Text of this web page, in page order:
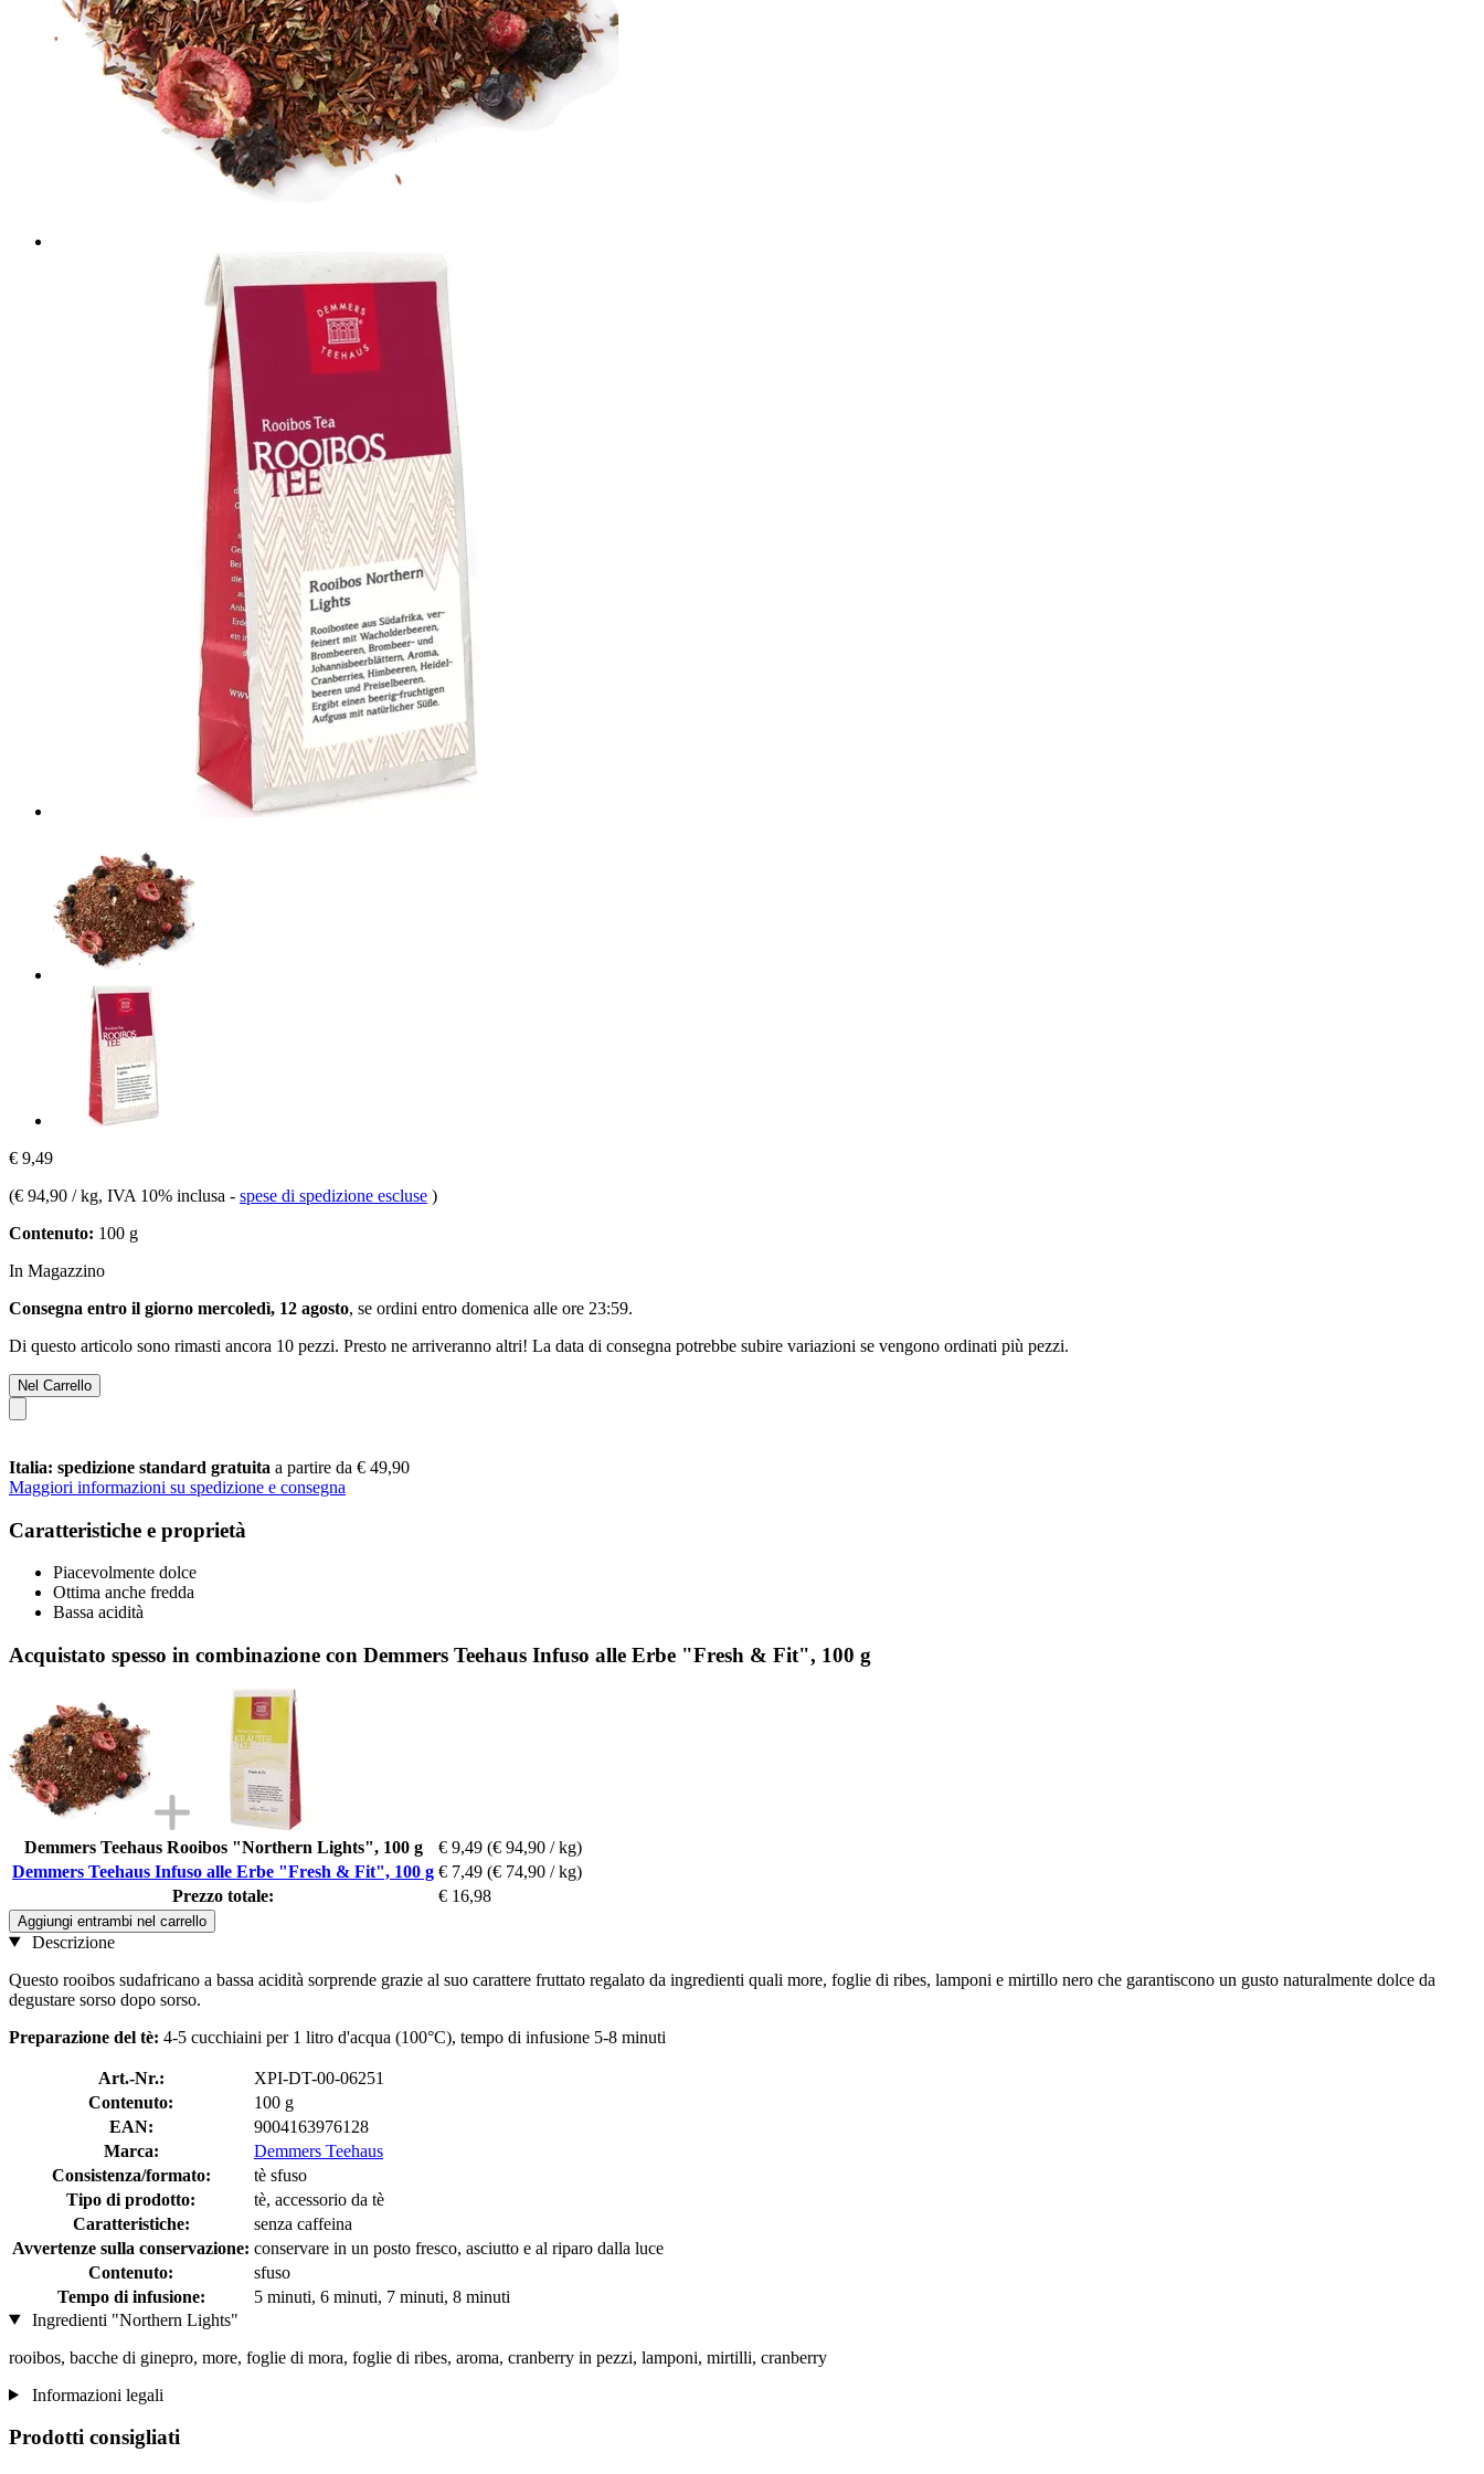
€ 9,49
(€ 94,90 / kg, IVA 10% inclusa - spese di spedizione escluse )
Contenuto: 100 g
In Magazzino
Consegna entro il giorno mercoledì, 12 agosto, se ordini entro domenica alle ore 23:59.
Di questo articolo sono rimasti ancora 10 pezzi. Presto ne arriveranno altri! La data di consegna potrebbe subire variazioni se vengono ordinati più pezzi.
Nel Carrello
Italia: spedizione standard gratuita a partire da € 49,90
Maggiori informazioni su spedizione e consegna
Caratteristiche e proprietà
Piacevolmente dolce
Ottima anche fredda
Bassa acidità
Acquistato spesso in combinazione con Demmers Teehaus Infuso alle Erbe "Fresh & Fit", 100 g
Demmers Teehaus Rooibos "Northern Lights", 100 g € 9,49 (€ 94,90 / kg)
Demmers Teehaus Infuso alle Erbe "Fresh & Fit", 100 g € 7,49 (€ 74,90 / kg)
Prezzo totale:
€ 16,98
Aggiungi entrambi nel carrello
Descrizione
Questo rooibos sudafricano a bassa acidità sorprende grazie al suo carattere fruttato regalato da ingredienti quali more, foglie di ribes, lamponi e mirtillo nero che garantiscono un gusto naturalmente dolce da
degustare sorso dopo sorso.
Preparazione del tè: 4-5 cucchiaini per 1 litro d'acqua (100°C), tempo di infusione 5-8 minuti
Art.-Nr.:
XPI-DT-00-06251
Contenuto:
100 g
EAN:
9004163976128
Marca:
Demmers Teehaus
Consistenza/formato:
tè sfuso
Tipo di prodotto:
tè, accessorio da tè
Caratteristiche:
senza caffeina
Avvertenze sulla conservazione: conservare in un posto fresco, asciutto e al riparo dalla luce
Contenuto:
sfuso
Tempo di infusione:
5 minuti, 6 minuti, 7 minuti, 8 minuti
Ingredienti "Northern Lights"
rooibos, bacche di ginepro, more, foglie di mora, foglie di ribes, aroma, cranberry in pezzi, lamponi, mirtilli, cranberry
Informazioni legali
Prodotti consigliati